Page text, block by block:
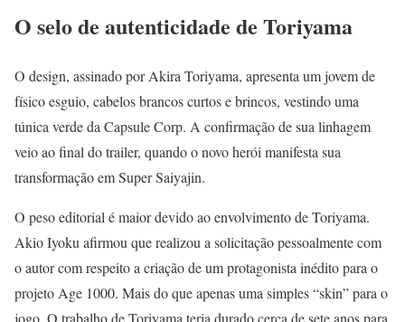
O selo de autenticidade de Toriyama
O design, assinado por Akira Toriyama, apresenta um jovem de
físico esguio, cabelos brancos curtos e brincos, vestindo uma
túnica verde da Capsule Corp. A confirmação de sua linhagem
veio ao final do trailer, quando o novo herói manifesta sua
transformação em Super Saiyajin.
O peso editorial é maior devido ao envolvimento de Toriyama.
Akio Iyoku afirmou que realizou a solicitação pessoalmente com
o autor com respeito a criação de um protagonista inédito para o
projeto Age 1000. Mais do que apenas uma simples “skin” para o